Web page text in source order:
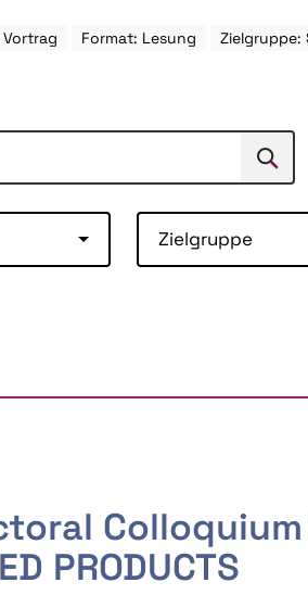
Format: Lesung
Suchen
Zielgruppe
Colloquium
PRODUCTS